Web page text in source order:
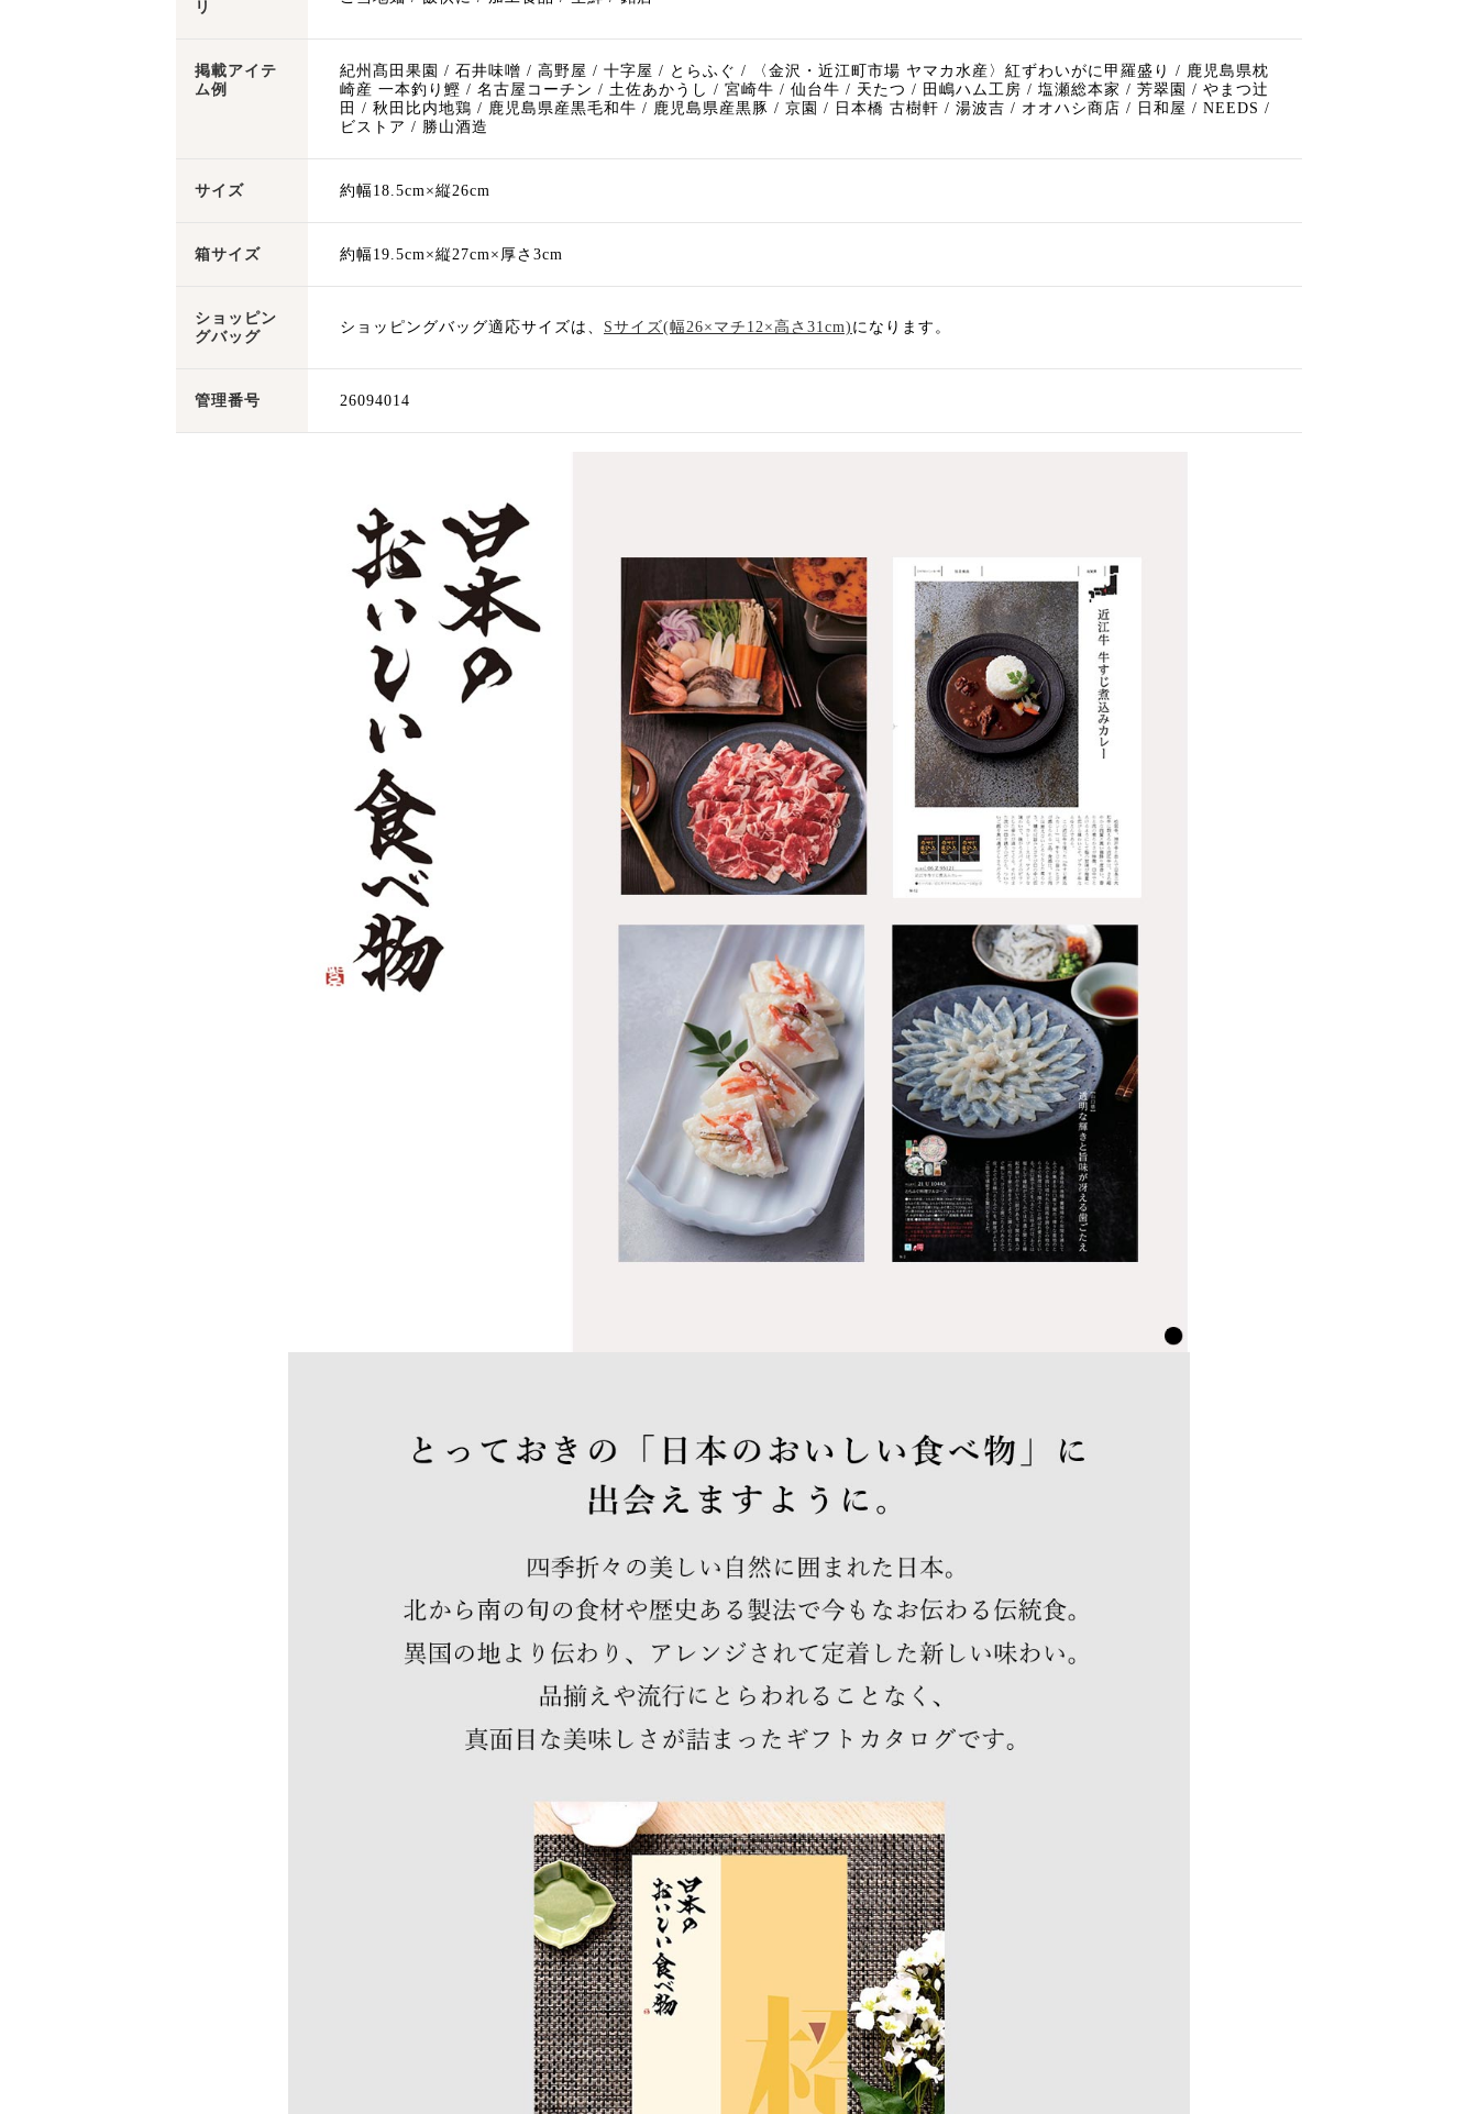
リ
掲載アイテ
ム例
紀州髙田果園 / 石井味噌 / 高野屋 / 十字屋 / とらふぐ / 〈金沢・近江町市場 ヤマカ水産〉紅ずわいがに甲羅盛り / 鹿児島県枕
崎産 一本釣り鰹 / 名古屋コーチン / 土佐あかうし / 宮崎牛 / 仙台牛 / 天たつ / 田嶋ハム工房 / 塩瀬総本家 / 芳翠園 / やまつ辻
田 / 秋田比内地鶏 / 鹿児島県産黒毛和牛 / 鹿児島県産黒豚 / 京園 / 日本橋 古樹軒 / 湯波吉 / オオハシ商店 / 日和屋 / NEEDS /
ビストア / 勝山酒造
サイズ 約幅18.5cm×縦26cm
箱サイズ 約幅19.5cm×縦27cm×厚さ3cm
ショッピン
グバッグ
ショッピングバッグ適応サイズは、 Sサイズ(幅26×マチ12×高さ31cm) になります。
管理番号 26094014